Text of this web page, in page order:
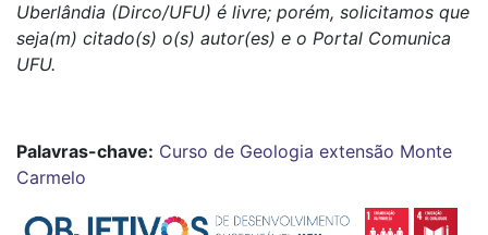
Uberlândia (Dirco/UFU) é livre; porém, solicitamos que
seja(m) citado(s) o(s) autor(es) e o Portal Comunica
UFU.
Palavras-chave: Curso de Geologia extensão Monte
Carmelo